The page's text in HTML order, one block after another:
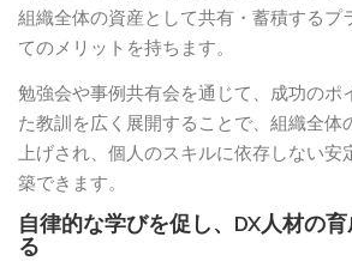
組織全体の資産として共有・蓄積するプ
てのメリットを持ちます。
勉強会や事例共有会を通じて、成功のポ
た教訓を広く展開することで、組織全体
上げされ、個人のスキルに依存しない
築できます。
自律的な学びを促し、DX人材の
る